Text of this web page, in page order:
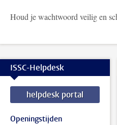
Houd je wachtwoord veilig en
ISSC-Helpdesk
helpdesk portal
Openingstijden